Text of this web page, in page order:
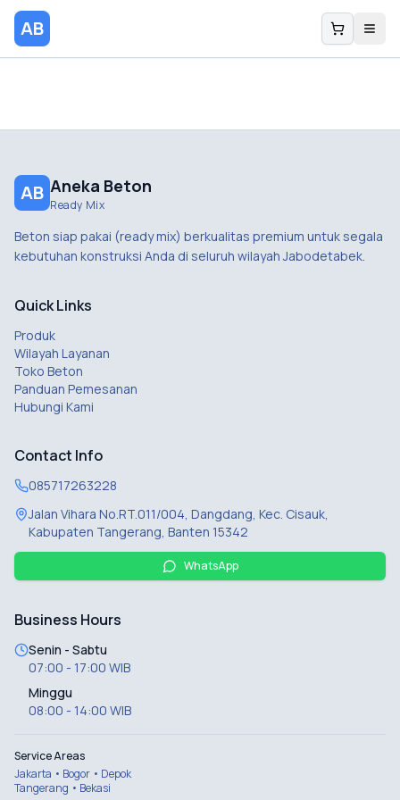
AB
AB Aneka Beton
Ready Mix
Beton siap pakai (ready mix) berkualitas premium untuk segala
kebutuhan konstruksi Anda di seluruh wilayah Jabodetabek.
Quick Links
Produk
Wilayah Layanan
Toko Beton
Panduan Pemesanan
Hubungi Kami
Contact Info
085717263228
Jalan Vihara No.RT.011/004, Dangdang, Kec. Cisauk,
Kabupaten Tangerang, Banten 15342
WhatsApp
Business Hours
Senin - Sabtu
07:00 - 17:00 WIB
Minggu
08:00 - 14:00 WIB
Service Areas
Jakarta • Bogor • Depok
Tangerang • Bekasi